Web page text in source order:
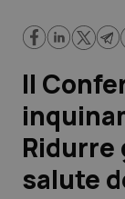
Regioni e Asl
Lavoro e
Scienza e
Studi e
II
Ridurre
salute